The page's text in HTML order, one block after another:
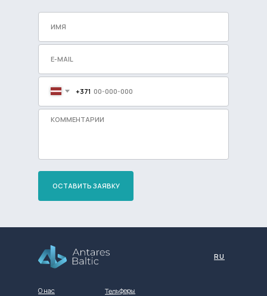
+371
ОСТАВИТЬ ЗАЯВКУ
О нас
Тельферы
RU
Разработка сайта